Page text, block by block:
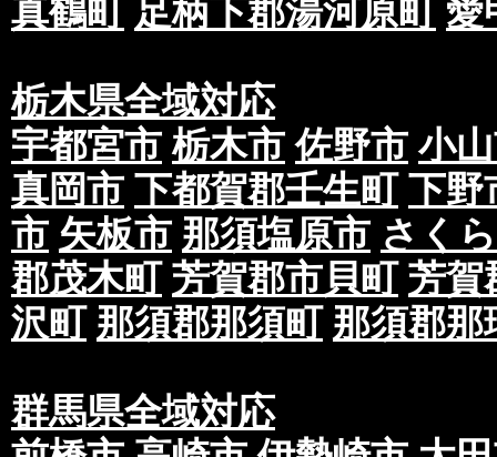
真鶴町 足柄下郡湯河原町 愛
栃木県全域対応
宇都宮市 栃木市 佐野市 小
真岡市 下都賀郡壬生町 下野
市 矢板市 那須塩原市 さく
郡茂木町 芳賀郡市貝町 芳賀
沢町 那須郡那須町 那須郡那
群馬県全域対応